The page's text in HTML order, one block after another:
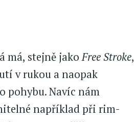
má, stejně jakoFree Stroke,
v rukou a naopak
pohybu. Navíc nám
například při rim-